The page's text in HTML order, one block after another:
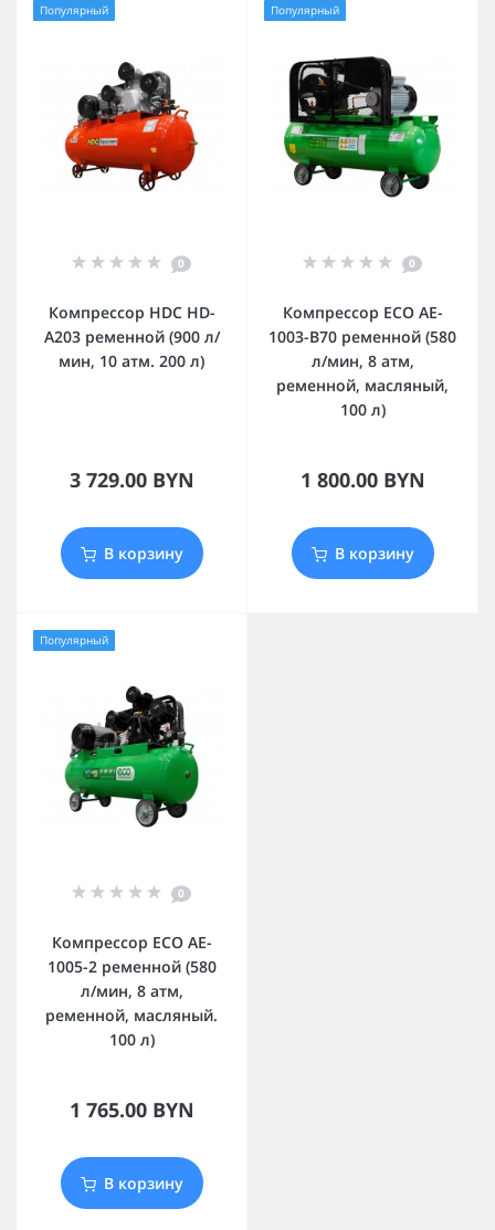
Популярный
0
Компрессор HDC HD-
A203 ременной (900 л/
мин, 10 атм. 200 л)
3 729.00 BYN
В корзину
Популярный
0
Компрессор ECO AE-
1003-B70 ременной (580
л/мин, 8 атм,
ременной, масляный,
100 л)
1 800.00 BYN
В корзину
Популярный
0
Компрессор ECO AE-
1005-2 ременной (580
л/мин, 8 атм,
ременной, масляный.
100 л)
1 765.00 BYN
В корзину